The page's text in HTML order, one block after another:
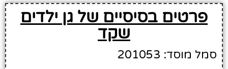
פרטים בסיסיים של גן ילדים
שקד
סמל מוסד: 201053